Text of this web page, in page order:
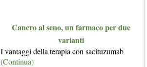
Cancro al seno, un farmaco per due
varianti
I vantaggi della terapia con sacituzumab
(Continua)